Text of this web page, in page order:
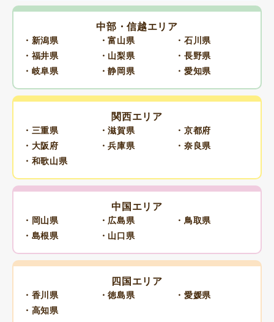
中部・信越エリア
・新潟県 ・富山県
・石川県
・福井県
・山梨県
・長野県
・岐阜県
・静岡県 ・愛知県
関西エリア
・三重県 ・滋賀県
・京都府
・大阪府
・兵庫県
・奈良県
・和歌山県
中国エリア
・岡山県 ・広島県
・鳥取県
・島根県
・山口県
四国エリア
・香川県 ・徳島県
・愛媛県
・高知県